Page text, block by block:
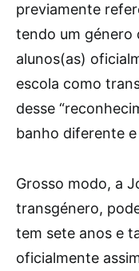
previamente
tendo um género
alunos(as)
escola como
desse
banho diferente
Grosso modo, a
transgénero,
tem sete anos e
oficialmente